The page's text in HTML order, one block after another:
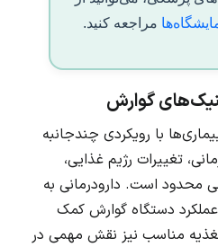
مراجعه کنید.
گوارش
با رویکردی چندجانبه
تغییرات رژیم غذایی،
است. دارودرمانی به
عملکرد دستگاه گوارش کمک
مناسب نیز نقش مهمی در